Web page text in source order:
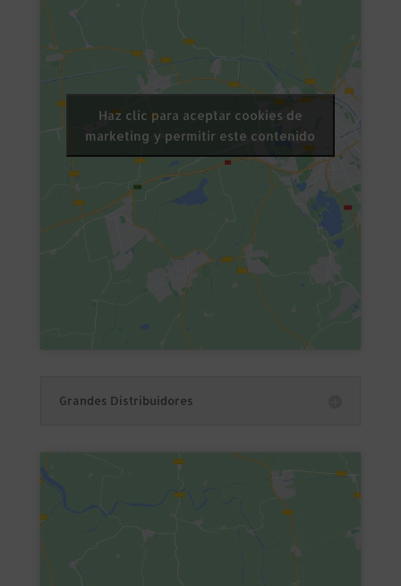
Haz clic para aceptar cookies de
marketing y permitir este contenido
Grandes Distribuidores